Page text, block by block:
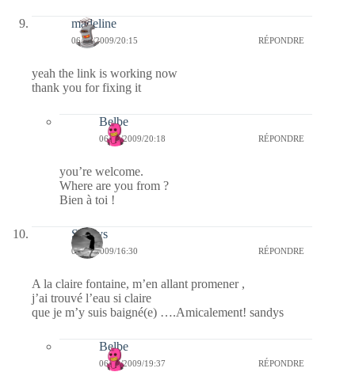
madeline
06/10/2009/20:15 RÉPONDRE
yeah the link is working now
thank you for fixing it
Belbe
06/10/2009/20:18 RÉPONDRE
you’re welcome.
Where are you from ?
Bien à toi !
Sandys
06/10/2009/16:30 RÉPONDRE
A la claire fontaine, m’en allant promener ,
j’ai trouvé l’eau si claire
que je m’y suis baigné(e) ….Amicalement! sandys
Belbe
06/10/2009/19:37 RÉPONDRE